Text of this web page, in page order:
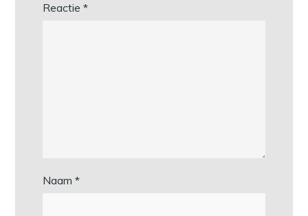
Reactie*
Naam*